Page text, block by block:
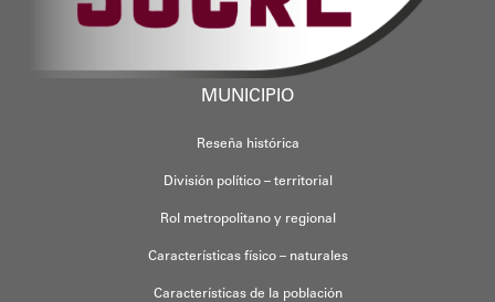
MUNICIPIO
Reseña histórica
División político – territorial
Rol metropolitano y regional
Características físico – naturales
Características de la población